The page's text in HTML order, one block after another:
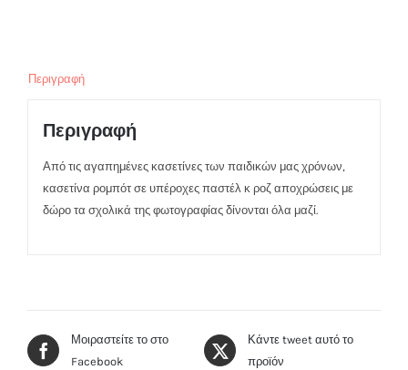
Περιγραφή
Περιγραφή
Από τις αγαπημένες κασετίνες των παιδικών μας χρόνων,
κασετίνα ρομπότ σε υπέροχες παστέλ κ ροζ αποχρώσεις με
δώρο τα σχολικά της φωτογραφίας δίνονται όλα μαζί.
Μοιραστείτε το στο
Facebook
Κάντε tweet αυτό το
προϊόν